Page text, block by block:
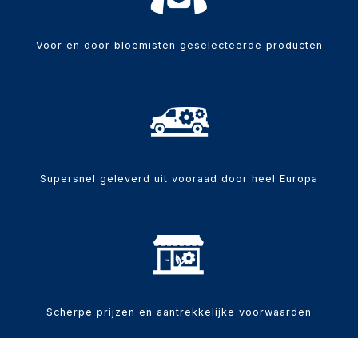
Voor en door bloemisten geselecteerde producten
Supersnel geleverd uit vooraad door heel Europa
Scherpe prijzen en aantrekkelijke voorwaarden